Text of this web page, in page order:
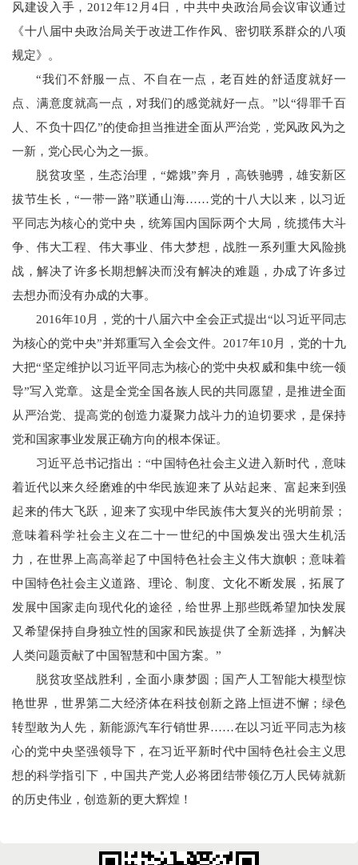
风建设入手，2012年12月4日，中共中央政治局会议审议通过
《十八届中央政治局关于改进工作作风、密切联系群众的八项
规定》。
“我们不舒服一点、不自在一点，老百姓的舒适度就好一
点、满意度就高一点，对我们的感觉就好一点。”以“得罪千百
人、不负十四亿”的使命担当推进全面从严治党，党风政风为之
一新，党心民心为之一振。
脱贫攻坚，生态治理，“嫦娥”奔月，高铁驰骋，雄安新区
拔节生长，“一带一路”联通山海……党的十八大以来，以习近
平同志为核心的党中央，统筹国内国际两个大局，统揽伟大斗
争、伟大工程、伟大事业、伟大梦想，战胜一系列重大风险挑
战，解决了许多长期想解决而没有解决的难题，办成了许多过
去想办而没有办成的大事。
2016年10月，党的十八届六中全会正式提出“以习近平同志
为核心的党中央”并郑重写入全会文件。2017年10月，党的十九
大把“坚定维护以习近平同志为核心的党中央权威和集中统一领
导”写入党章。这是全党全国各族人民的共同愿望，是推进全面
从严治党、提高党的创造力凝聚力战斗力的迫切要求，是保持
党和国家事业发展正确方向的根本保证。
习近平总书记指出：“中国特色社会主义进入新时代，意味
着近代以来久经磨难的中华民族迎来了从站起来、富起来到强
起来的伟大飞跃，迎来了实现中华民族伟大复兴的光明前景；
意味着科学社会主义在二十一世纪的中国焕发出强大生机活
力，在世界上高高举起了中国特色社会主义伟大旗帜；意味着
中国特色社会主义道路、理论、制度、文化不断发展，拓展了
发展中国家走向现代化的途径，给世界上那些既希望加快发展
又希望保持自身独立性的国家和民族提供了全新选择，为解决
人类问题贡献了中国智慧和中国方案。”
脱贫攻坚战胜利，全面小康梦圆；国产人工智能大模型惊
艳世界，世界第二大经济体在科技创新之路上恒进不懈；绿色
转型敢为人先，新能源汽车行销世界……在以习近平同志为核
心的党中央坚强领导下，在习近平新时代中国特色社会主义思
想的科学指引下，中国共产党人必将团结带领亿万人民铸就新
的历史伟业，创造新的更大辉煌！